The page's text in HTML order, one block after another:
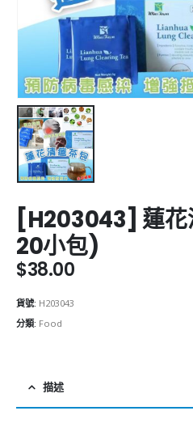
[H203043] 蓮花
20小包)
$38.00
貨號: H203043
分類: Food
描述